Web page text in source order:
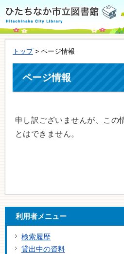
トップ> ページ情報
ページ情報
申し訳ございませんが、この
とはできません。
利用者メニュー
検索履歴
貸出中の資料